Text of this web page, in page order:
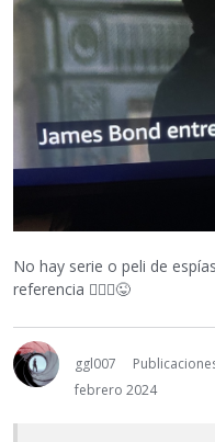
No hay serie o peli de
referencia 🤷🏼‍♂️😜
ggl007
febrero 2024